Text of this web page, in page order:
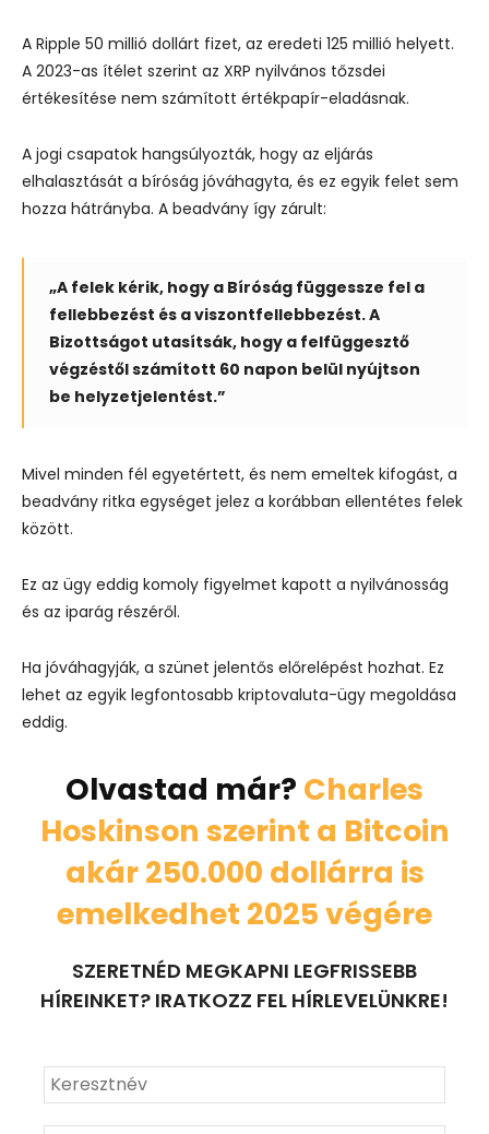
A Ripple 50 millió dollárt fizet, az eredeti 125 millió helyett.
A 2023-as ítélet szerint az XRP nyilvános tőzsdei
értékesítése nem számított értékpapír-eladásnak.
A jogi csapatok hangsúlyozták, hogy az eljárás
elhalasztását a bíróság jóváhagyta, és ez egyik felet sem
hozza hátrányba. A beadvány így zárult:
„A felek kérik, hogy a Bíróság függessze fel a
fellebbezést és a viszontfellebbezést. A
Bizottságot utasítsák, hogy a felfüggesztő
végzéstől számított 60 napon belül nyújtson
be helyzetjelentést.”
Mivel minden fél egyetértett, és nem emeltek kifogást, a
beadvány ritka egységet jelez a korábban ellentétes felek
között.
Ez az ügy eddig komoly figyelmet kapott a nyilvánosság
és az iparág részéről.
Ha jóváhagyják, a szünet jelentős előrelépést hozhat. Ez
lehet az egyik legfontosabb kriptovaluta-ügy megoldása
eddig.
Olvastad már? Charles
Hoskinson szerint a Bitcoin
akár 250.000 dollárra is
emelkedhet 2025 végére
SZERETNÉD MEGKAPNI LEGFRISSEBB
HÍREINKET? IRATKOZZ FEL HÍRLEVELÜNKRE!